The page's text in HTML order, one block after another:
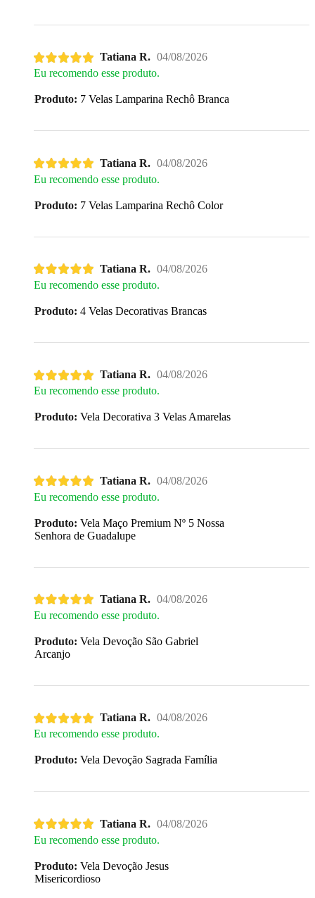
Tatiana R. 04/08/2026
Eu recomendo esse produto.
Produto: 7 Velas Lamparina Rechô Branca
Tatiana R. 04/08/2026
Eu recomendo esse produto.
Produto: 7 Velas Lamparina Rechô Color
Tatiana R. 04/08/2026
Eu recomendo esse produto.
Produto: 4 Velas Decorativas Brancas
Tatiana R. 04/08/2026
Eu recomendo esse produto.
Produto: Vela Decorativa 3 Velas Amarelas
Tatiana R. 04/08/2026
Eu recomendo esse produto.
Produto: Vela Maço Premium Nº 5 Nossa
Senhora de Guadalupe
Tatiana R. 04/08/2026
Eu recomendo esse produto.
Produto: Vela Devoção São Gabriel
Arcanjo
Tatiana R. 04/08/2026
Eu recomendo esse produto.
Produto: Vela Devoção Sagrada Família
Tatiana R. 04/08/2026
Eu recomendo esse produto.
Produto: Vela Devoção Jesus
Misericordioso